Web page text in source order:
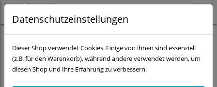
Kavodrink-Premium-Flaschen
Datenschutzeinstellungen
Dieser Shop verwendet Cookies. Einige von ihnen sind essenziell
(z.B. für den Warenkorb), während andere verwendet werden, um
diesen Shop und Ihre Erfahrung zu verbessern.